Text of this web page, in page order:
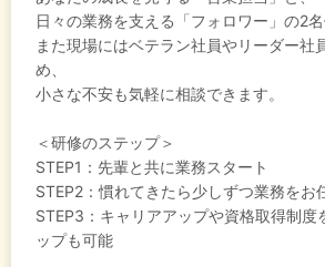
日々の業務を支える「フォロワー」の2名
また現場にはベテラン社員やリーダー社
め、
小さな不安も気軽に相談できます。
＜研修のステップ＞
STEP1：先輩と共に業務スタート
STEP2：慣れてきたら少しずつ業務をお
STEP3：キャリアアップや資格取得制度
ップも可能